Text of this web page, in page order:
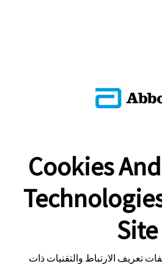
Cookies
Site
تعريف الارتباط والتقنيات ذات